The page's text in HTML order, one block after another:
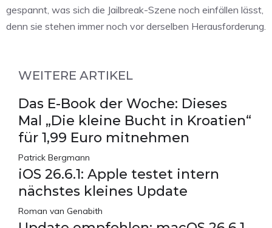
gespannt, was sich die Jailbreak-Szene noch einfällen lässt,
denn sie stehen immer noch vor derselben Herausforderung.
WEITERE ARTIKEL
Das E-Book der Woche: Dieses
Mal „Die kleine Bucht in Kroatien“
für 1,99 Euro mitnehmen
Patrick Bergmann
iOS 26.6.1: Apple testet intern
nächstes kleines Update
Roman van Genabith